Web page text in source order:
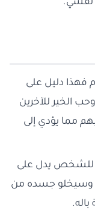
نفسي.
فهذا دليل على
الخير للآخرين
مما يؤدي إلى
للشخص يدل على
وسيخلو جسده من